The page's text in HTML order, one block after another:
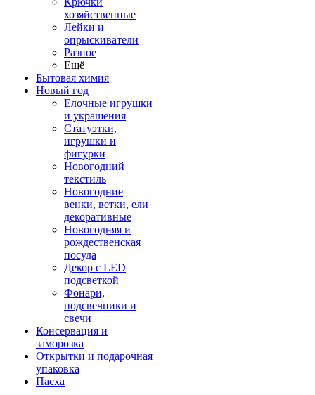
хозяйственные
Лейки и
опрыскиватели
Разное
Ещё
Бытовая химия
Новый год
Елочные игрушки
и украшения
Статуэтки,
игрушки и
фигурки
Новогодний
текстиль
Новогодние
венки, ветки, ели
декоративные
Новогодняя и
рождественская
посуда
Декор с LED
подсветкой
Фонари,
подсвечники и
свечи
Консервация и
заморозка
Открытки и подарочная
упаковка
Пасха